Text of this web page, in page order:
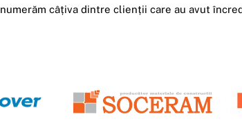
câțiva dintre clienții care au avut